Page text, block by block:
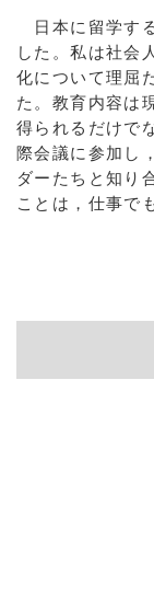
日本に留学す
した。私は社会
化について理屈
た。教育内容は
得られるだけで
際会議に参加し
ダーたちと知り
ことは，仕事で